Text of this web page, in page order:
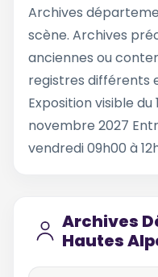
Archives
scène. Archives
anciennes ou
registres différents
Exposition visible
novembre 2027
vendredi 09h00 à
Archives
Hautes